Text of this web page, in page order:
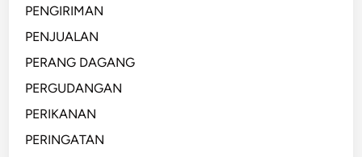
PENGIRIMAN
PENJUALAN
PERANG DAGANG
PERGUDANGAN
PERIKANAN
PERINGATAN